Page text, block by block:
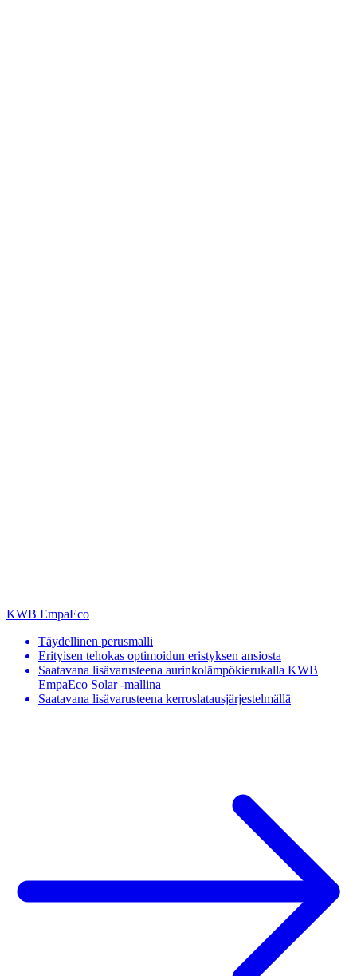
KWB EmpaEco
Täydellinen perusmalli
Erityisen tehokas optimoidun eristyksen ansiosta
Saatavana lisävarusteena aurinkolämpökierukalla KWB
EmpaEco Solar -mallina
Saatavana lisävarusteena kerroslatausjärjestelmällä